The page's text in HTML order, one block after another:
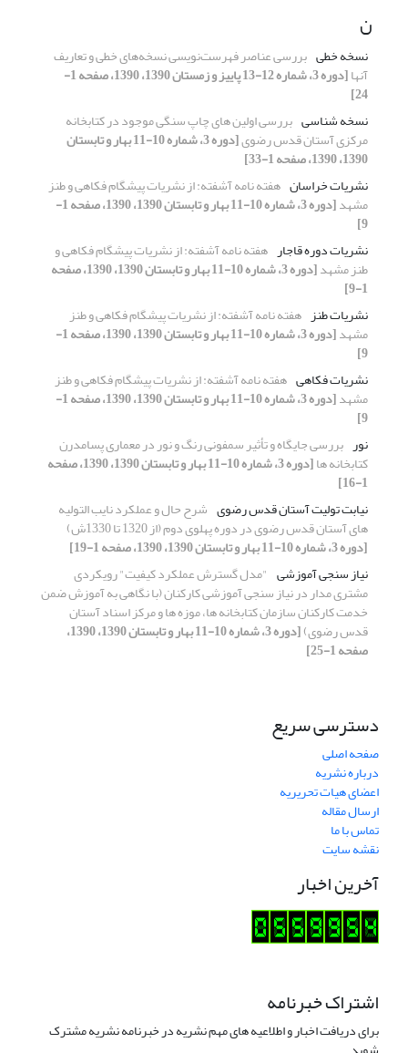
ن
نسخه خطی بررسی عناصر فهرست‌نویسی نسخه‌های خطی و تعاریف
آنها [دوره 3، شماره 12-13 پاییز و زمستان 1390، 1390، صفحه 1-
24]
نسخه شناسی بررسی اولین های چاپ سنگی موجود در کتابخانه
مرکزی آستان قدس رضوی [دوره 3، شماره 10-11 بهار و تابستان
1390، 1390، صفحه 1-33]
نشریات خراسان هفته نامه آشفته: از نشریات پیشگام فکاهی و طنز
مشهد [دوره 3، شماره 10-11 بهار و تابستان 1390، 1390، صفحه 1-
9]
نشریات دوره قاجار هفته نامه آشفته: از نشریات پیشگام فکاهی و
طنز مشهد [دوره 3، شماره 10-11 بهار و تابستان 1390، 1390، صفحه
1-9]
نشریات طنز هفته نامه آشفته: از نشریات پیشگام فکاهی و طنز
مشهد [دوره 3، شماره 10-11 بهار و تابستان 1390، 1390، صفحه 1-
9]
نشریات فکاهی هفته نامه آشفته: از نشریات پیشگام فکاهی و طنز
مشهد [دوره 3، شماره 10-11 بهار و تابستان 1390، 1390، صفحه 1-
9]
نور بررسی جایگاه و تأثیر سمفونی رنگ و نور در معماری پسامدرن
کتابخانه­ ها [دوره 3، شماره 10-11 بهار و تابستان 1390، 1390، صفحه
1-16]
نیابت تولیت آستان قدس رضوی شرح حال و عملکرد نایب التولیه
های آستان قدس رضوی در دوره پهلوی دوم (از 1320 تا 1330ش)
[دوره 3، شماره 10-11 بهار و تابستان 1390، 1390، صفحه 1-19]
نیاز سنجی آموزشی "مدل گسترش عملکرد کیفیت" رویکردی
مشتری مدار در نیاز سنجی آموزشی کارکنان (با نگاهی به آموزش ضمن
خدمت کارکنان سازمان کتابخانه ها، موزه ها و مرکز اسناد آستان
قدس رضوی) [دوره 3، شماره 10-11 بهار و تابستان 1390، 1390،
صفحه 1-25]
دسترسی سریع
صفحه اصلی
درباره نشریه
اعضای هیات تحریریه
ارسال مقاله
تماس با ما
نقشه سایت
آخرین اخبار
اشتراک خبرنامه
برای دریافت اخبار و اطلاعیه های مهم نشریه در خبرنامه نشریه مشترک